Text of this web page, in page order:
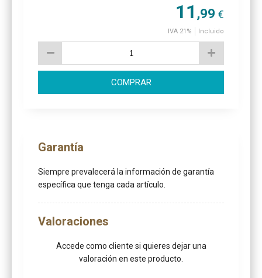
11 ,99 €
IVA 21% Incluido
COMPRAR
Garantía
Siempre prevalecerá la información de garantía
específica que tenga cada artículo.
Valoraciones
Accede como cliente si quieres dejar una
valoración en este producto.